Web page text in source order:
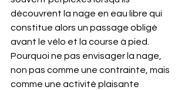
découvrent la nage en eau libre qui
constitue alors un passage obligé
avant le vélo et la course à pied.
Pourquoi ne pas envisager la nage,
non pas comme une contrainte, mais
comme une activité plaisante